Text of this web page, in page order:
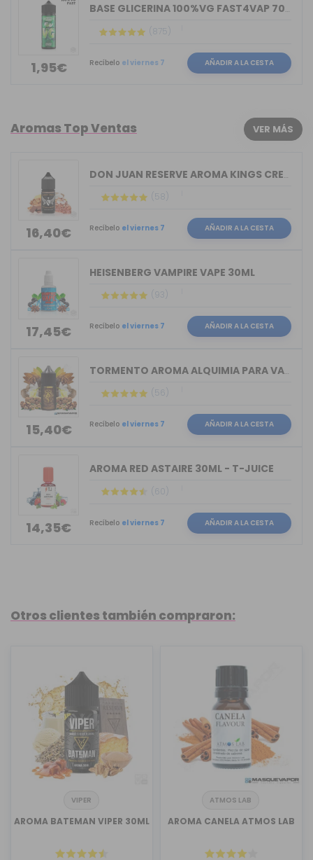
1,95€
BASE GLICERINA 100%VG FAST4VAP 70ML O...
(875)
Recíbelo el viernes 7 AÑADIR A LA CESTA
Aromas Top Ventas VER MÁS
16,40€
DON JUAN RESERVE AROMA KINGS CREST 30ML
(58)
Recíbelo el viernes 7 AÑADIR A LA CESTA
17,45€
HEISENBERG VAMPIRE VAPE 30ML
(93)
Recíbelo el viernes 7 AÑADIR A LA CESTA
15,40€
TORMENTO AROMA ALQUIMIA PARA VAPERS 30ML
(56)
Recíbelo el viernes 7 AÑADIR A LA CESTA
14,35€
AROMA RED ASTAIRE 30ML - T-JUICE
(60)
Recíbelo el viernes 7 AÑADIR A LA CESTA
Otros clientes también compraron:
VIPER
AROMA BATEMAN VIPER 30ML
ATMOS LAB
AROMA CANELA ATMOS LAB